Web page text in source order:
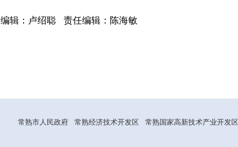
编辑：卢绍聪 责任编辑：陈海敏
常熟市人民政府 常熟经济技术开发区 常熟国家高新技术产业开发区